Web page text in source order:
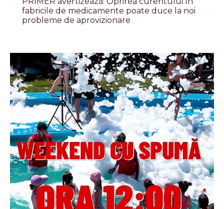
fabricile de medicamente poate duce la noi
probleme de aprovizionare